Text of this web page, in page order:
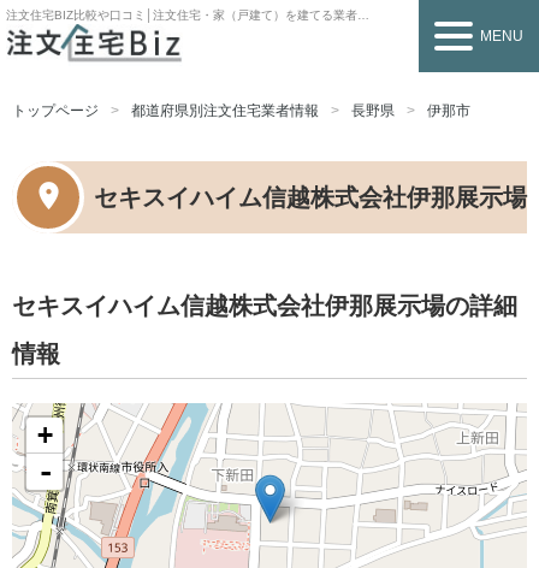
注文住宅BIZ比較や口コミ│注文住宅・家（戸建て）を建てる業者を探すなら
MENU
トップページ 都道府県別注文住宅業者情報 長野県 伊那市
セキスイハイム信越株式会社伊那展示場
セキスイハイム信越株式会社伊那展示場の詳細
情報
+
-